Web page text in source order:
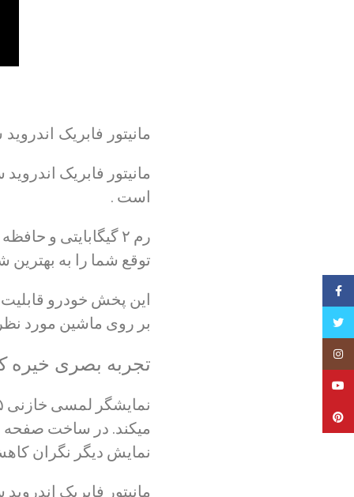
مانیتور فابریک
مانیتور فابریک
است .
توقع شما را به بهترین
این پخش خودرو
بر روی ماشین مورد
تجربه بصری خیره
نمایش دیگر نگران